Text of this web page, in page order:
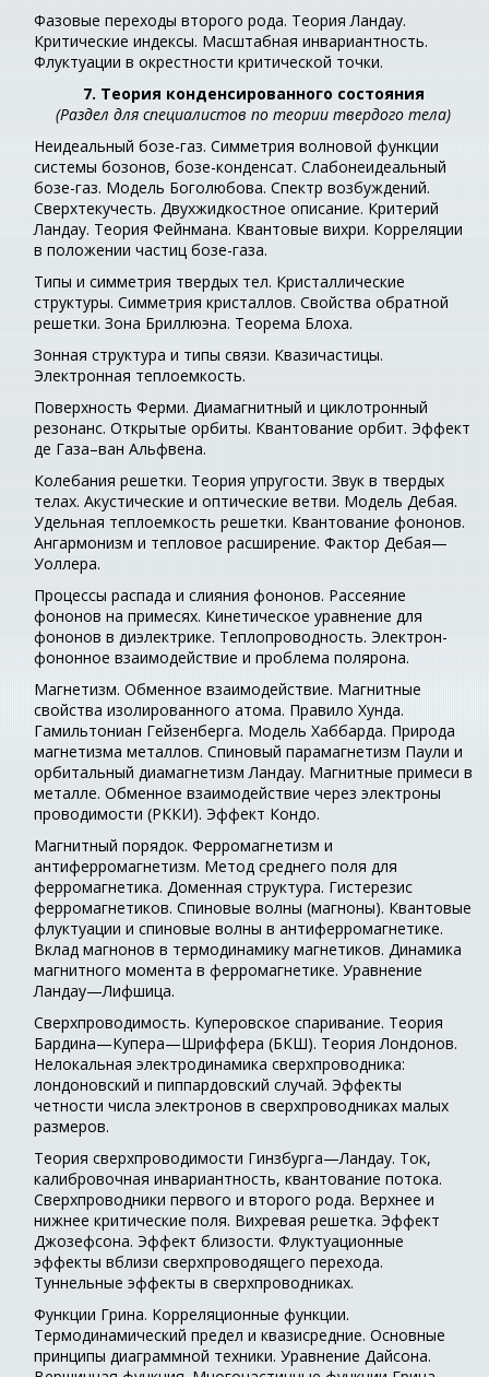
Фазовые переходы второго рода. Теория Ландау.
Критические индексы. Масштабная инвариантность.
Флуктуации в окрестности критической точки.
7. Теория конденсированного состояния
(Раздел для специалистов по теории твердого тела)
Неидеальный бозе-газ. Симметрия волновой функции
системы бозонов, бозе-конденсат. Слабонеидеальный
бозе-газ. Модель Боголюбова. Спектр возбуждений.
Сверхтекучесть. Двухжидкостное описание. Критерий
Ландау. Теория Фейнмана. Квантовые вихри. Корреляции
в положении частиц бозе-газа.
Типы и симметрия твердых тел. Кристаллические
структуры. Симметрия кристаллов. Свойства обратной
решетки. Зона Бриллюэна. Теорема Блоха.
Зонная структура и типы связи. Квазичастицы.
Электронная теплоемкость.
Поверхность Ферми. Диамагнитный и циклотронный
резонанс. Открытые орбиты. Квантование орбит. Эффект
де Газа–ван Альфвена.
Колебания решетки. Теория упругости. Звук в твердых
телах. Акустические и оптические ветви. Модель Дебая.
Удельная теплоемкость решетки. Квантование фононов.
Ангармонизм и тепловое расширение. Фактор Дебая—
Уоллера.
Процессы распада и слияния фононов. Рассеяние
фононов на примесях. Кинетическое уравнение для
фононов в диэлектрике. Теплопроводность. Электрон-
фононное взаимодействие и проблема полярона.
Магнетизм. Обменное взаимодействие. Магнитные
свойства изолированного атома. Правило Хунда.
Гамильтониан Гейзенберга. Модель Хаббарда. Природа
магнетизма металлов. Спиновый парамагнетизм Паули и
орбитальный диамагнетизм Ландау. Магнитные примеси в
металле. Обменное взаимодействие через электроны
проводимости (РККИ). Эффект Кондо.
Магнитный порядок. Ферромагнетизм и
антиферромагнетизм. Метод среднего поля для
ферромагнетика. Доменная структура. Гистерезис
ферромагнетиков. Спиновые волны (магноны). Квантовые
флуктуации и спиновые волны в антиферромагнетике.
Вклад магнонов в термодинамику магнетиков. Динамика
магнитного момента в ферромагнетике. Уравнение
Ландау—Лифшица.
Сверхпроводимость. Куперовское спаривание. Теория
Бардина—Купера—Шриффера (БКШ). Теория Лондонов.
Нелокальная электродинамика сверхпроводника:
лондоновский и пиппардовский случай. Эффекты
четности числа электронов в сверхпроводниках малых
размеров.
Теория сверхпроводимости Гинзбурга—Ландау. Ток,
калибровочная инвариантность, квантование потока.
Сверхпроводники первого и второго рода. Верхнее и
нижнее критические поля. Вихревая решетка. Эффект
Джозефсона. Эффект близости. Флуктуационные
эффекты вблизи сверхпроводящего перехода.
Туннельные эффекты в сверхпроводниках.
Функции Грина. Корреляционные функции.
Термодинамический предел и квазисредние. Основные
принципы диаграммной техники. Уравнение Дайсона.